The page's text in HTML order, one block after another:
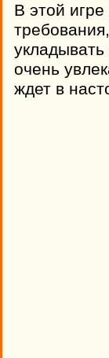
В этой
очень
ждет в